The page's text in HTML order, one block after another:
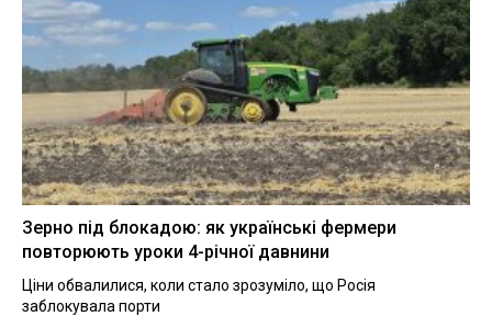
Зерно під блокадою: як українські фермери
повторюють уроки 4-річної давнини
Ціни обвалилися, коли стало зрозуміло, що Росія
заблокувала порти